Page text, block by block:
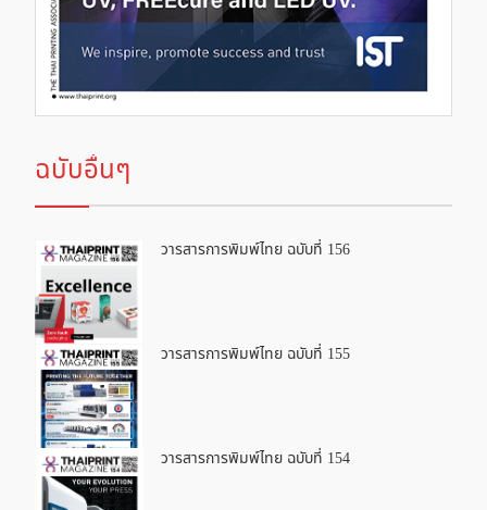
ฉบับอื่นๆ
วารสารการพิมพ์ไทย ฉบับที่ 156
วารสารการพิมพ์ไทย ฉบับที่ 155
วารสารการพิมพ์ไทย ฉบับที่ 154